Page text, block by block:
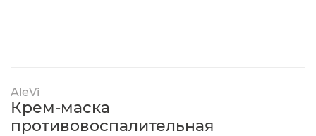
AleVi
Крем-маска
противовоспалительная